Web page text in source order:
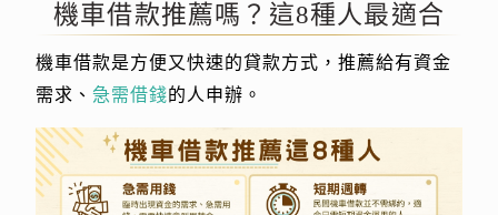
機車借款推薦嗎？這8種人最適合
機車借款是方便又快速的貸款方式，推薦給有資金
需求、急需借錢的人申辦。